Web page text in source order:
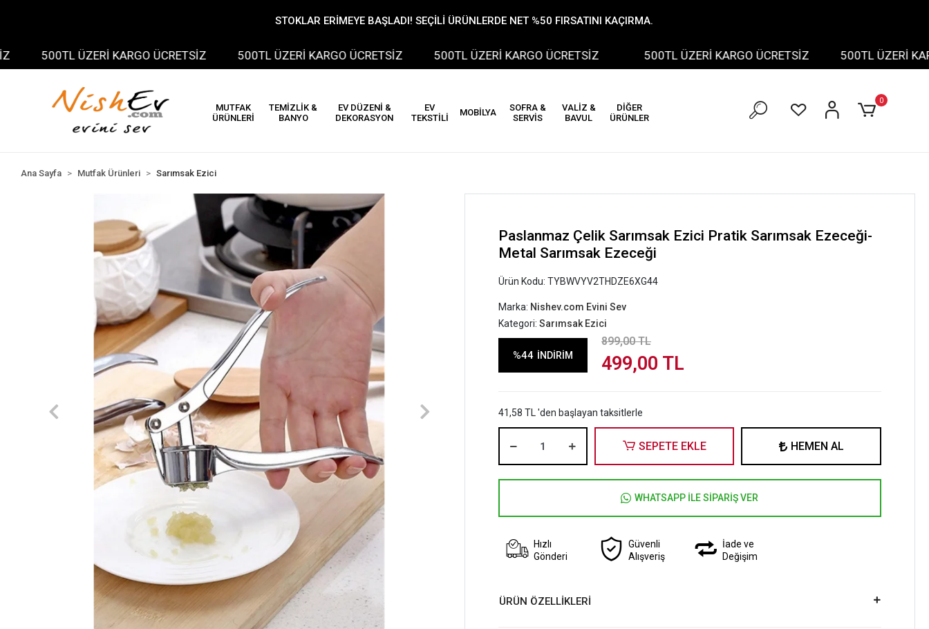
STOKLAR ERİMEYE BAŞLADI! SEÇİLİ ÜRÜNLERDE NET %50 FIRSATINI KAÇIRMA.
500TL ÜZERİ KARGO ÜCRETSİZ 500TL ÜZERİ KARGO ÜCRETSİZ 500TL ÜZERİ KARGO ÜCRETSİZ 500TL ÜZERİ KARGO ÜCRETSİZ 500TL ÜZERİ KARGO
MUTFAK
ÜRÜNLERİ
TEMİZLİK &
BANYO
EV DÜZENİ &
DEKORASYON
EV
TEKSTİLİ
MOBİLYA
SOFRA &
SERVİS
VALİZ &
BAVUL
DİĞER
ÜRÜNLER
0
Ana Sayfa Mutfak Ürünleri Sarımsak Ezici
Paslanmaz Çelik Sarımsak Ezici Pratik Sarımsak Ezeceği-
Metal Sarımsak Ezeceği
Ürün Kodu: TYBWVYV2THDZE6XG44
Marka: Nishev.com Evini Sev
Kategori: Sarımsak Ezici
%44 İNDİRİM
899,00 TL
499,00 TL
41,58 TL 'den başlayan taksitlerle
SEPETE EKLE HEMEN AL
WHATSAPP İLE SİPARİŞ VER
Hızlı
Gönderi
Güvenli
Alışveriş
İade ve
Değişim
ÜRÜN ÖZELLİKLERİ